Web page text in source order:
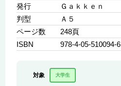
発行
Ｇａｋｋｅｎ
判型
Ａ５
ページ数
248頁
ISBN
978-4-05-510094-6
対象 大学生